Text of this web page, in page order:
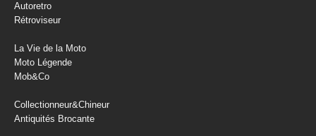
Autoretro
Rétroviseur
La Vie de la Moto
Moto Légende
Mob&Co
Collectionneur&Chineur
Antiquités Brocante